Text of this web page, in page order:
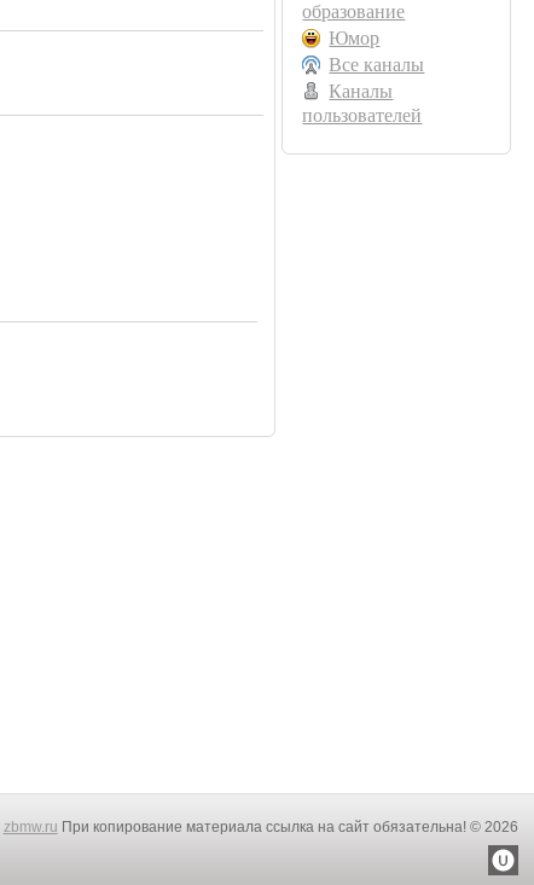
образование
Юмор
Все каналы
Каналы
пользователей
zbmw.ru При копирование материала ссылка на сайт обязательна! © 2026